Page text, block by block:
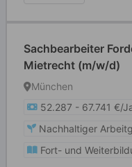
Sachbearbeiter
Mietrecht (m/w/d)
München
52.287 - 67.741 €/
Nachhaltiger
Fort- und